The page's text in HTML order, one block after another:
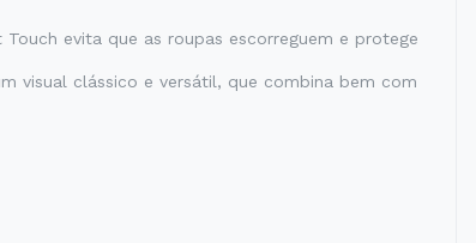
evita que as roupas escorreguem e protege
visual clássico e versátil, que combina bem com